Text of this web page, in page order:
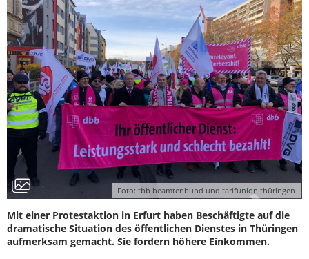
Foto: tbb beamtenbund und tarifunion thüringen
Mit einer Protestaktion in Erfurt haben Beschäftigte auf die
dramatische Situation des öffentlichen Dienstes in Thüringen
aufmerksam gemacht. Sie fordern höhere Einkommen.